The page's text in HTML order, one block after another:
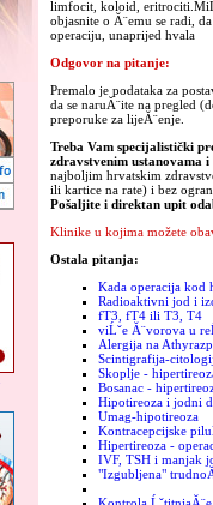
limfocit, koloid,
objasnite o Ă¨emu se radi,
operaciju, unaprijed hvala
Odgovor na pitanje:
Premalo je podataka za
da se naruĂ¨ite na pregled
preporuke za lijeĂ¨enje.
Treba Vam specijalistički
zdravstvenim ustanovama
najboljim hrvatskim
ili kartice na rate) i bez
Pošaljite i direktan upit
Klinike u kojima možete
Ostala pitanja:
Kada operacija kod
Radioaktivni jod i
fT3, fT4 ili T3, T4
viĹˇe Ă¨vorova u
Alergija na
Scintigrafija-
Skoplje -
Bosanac -
Hipotireoza i jodni
Umag-hipotireoza
Kontracepcijske
Hipertireoza -
IVF, TSH i manjak
"Izgubljena"